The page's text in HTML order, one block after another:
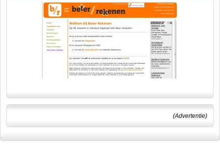
(Advertentie)